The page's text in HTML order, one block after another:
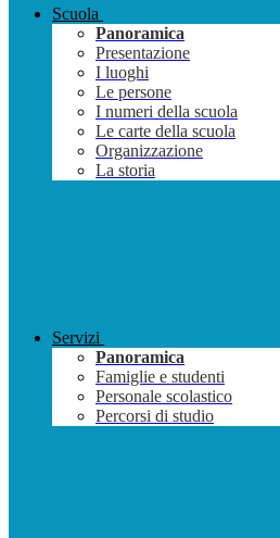
Scuola
Panoramica
Presentazione
I luoghi
Le persone
I numeri della scuola
Le carte della scuola
Organizzazione
La storia
Servizi
Panoramica
Famiglie e studenti
Personale scolastico
Percorsi di studio